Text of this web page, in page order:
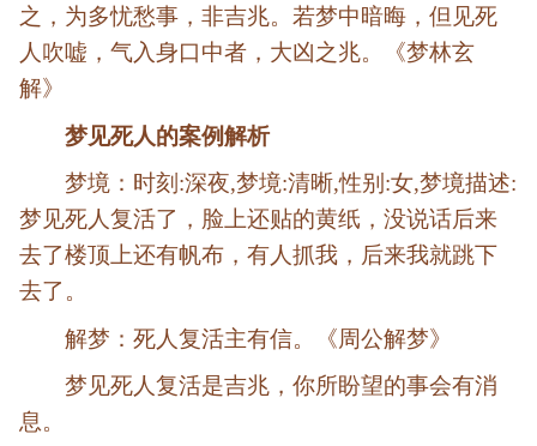
之，为多忧愁事，非吉兆。若梦中暗晦，但见死
人吹嘘，气入身口中者，大凶之兆。《梦林玄
解》
梦见死人的案例解析
梦境：时刻:深夜,梦境:清晰,性别:女,梦境描述:
梦见死人复活了，脸上还贴的黄纸，没说话后来
去了楼顶上还有帆布，有人抓我，后来我就跳下
去了。
解梦：死人复活主有信。《周公解梦》
梦见死人复活是吉兆，你所盼望的事会有消
息。